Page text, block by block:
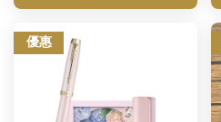
優惠